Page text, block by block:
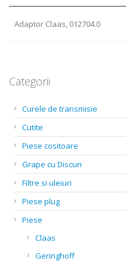
Adaptor Claas, 012704.0
Categorii
Curele de transmisie
Cutite
Piese cositoare
Grape cu Discuri
Filtre si uleiuri
Piese plug
Piese
Claas
Geringhoff